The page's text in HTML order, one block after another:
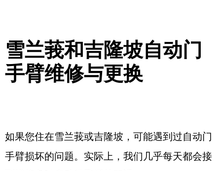
雪兰莪和吉隆坡自动门
手臂维修与更换
如果您住在雪兰莪或吉隆坡，可能遇到过自动门
手臂损坏的问题。实际上，我们几乎每天都会接